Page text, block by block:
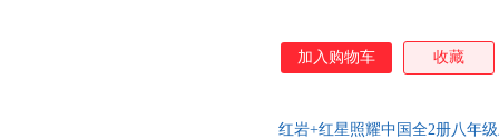
加入购物车 收藏
红岩+红星照耀中国全2册八年